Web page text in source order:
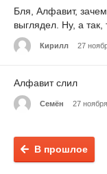
Бля, Алфавит,
выглядел. Ну, а так,
Кирилл 27
Алфавит слил
Семён 27
В прошлое